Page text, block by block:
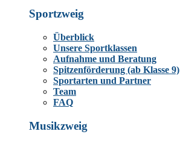
Sportzweig
Überblick
Unsere Sportklassen
Aufnahme und Beratung
Spitzenförderung (ab Klasse 9)
Sportarten und Partner
Team
FAQ
Musikzweig